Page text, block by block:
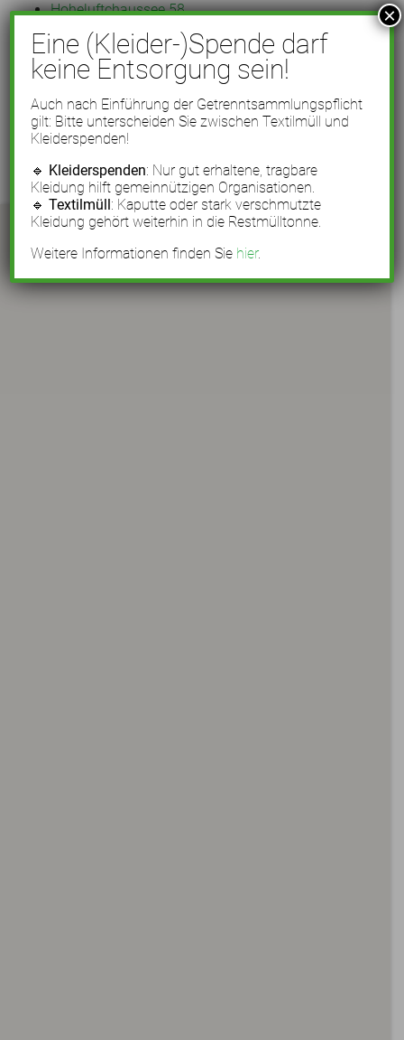
Hoheluftchaussee 58
Ottensen
Bahrenfelder Straße 130
Wandsbek
Wandsbeker Marktstr. 10
Eine (Kleider-)Spende darf
keine Entsorgung sein!
Auch nach Einführung der Getrenntsammlungspflicht
gilt: Bitte unterscheiden Sie zwischen Textilmüll und
Kleiderspenden!
🔹 Kleiderspenden: Nur gut erhaltene, tragbare
Kleidung hilft gemeinnützigen Organisationen.
🔹Textilmüll: Kaputte oder stark verschmutzte
Kleidung gehört weiterhin in die Restmülltonne.
Weitere Informationen finden Sie hier.
×